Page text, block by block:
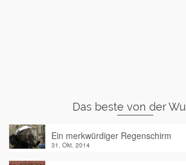
Das beste von der
Ein merkwürdiger Regenschirm
31. Okt. 2014